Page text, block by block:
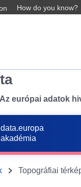
How do you know?
Az európai adatok
data.europa
akadémia